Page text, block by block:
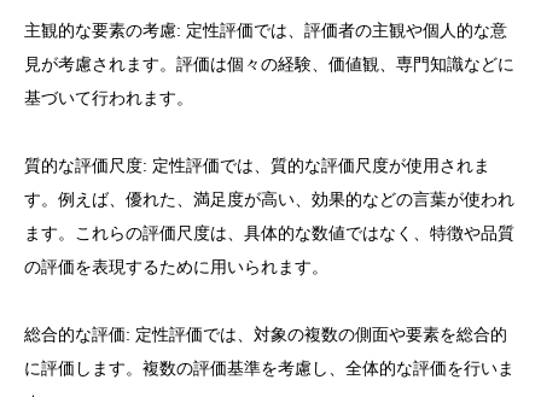
主観的な要素の考慮: 定性評価では、評価者の主観や個人的な意
見が考慮されます。評価は個々の経験、価値観、専門知識などに
基づいて行われます。
質的な評価尺度: 定性評価では、質的な評価尺度が使用されま
す。例えば、優れた、満足度が高い、効果的などの言葉が使われ
ます。これらの評価尺度は、具体的な数値ではなく、特徴や品質
の評価を表現するために用いられます。
総合的な評価: 定性評価では、対象の複数の側面や要素を総合的
に評価します。複数の評価基準を考慮し、全体的な評価を行いま